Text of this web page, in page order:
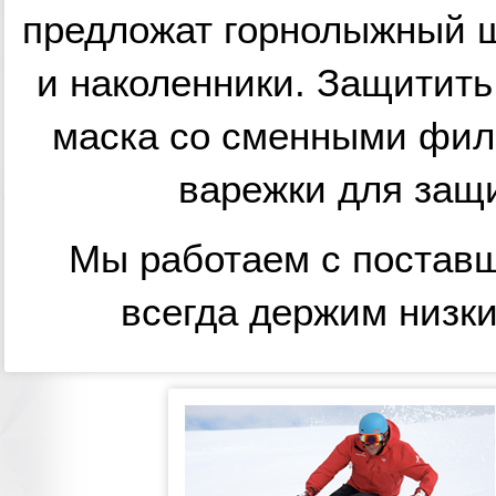
предложат горнолыжный
и наколенники.
маска со сменными
варежки для
Мы работаем с
всегда держим